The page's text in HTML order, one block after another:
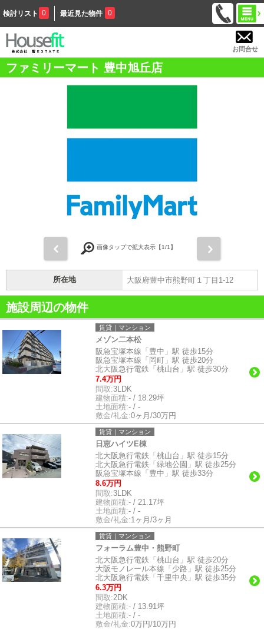
検討リスト 0 最近見た物件 0
お問合せ
ファミリーマート 豊中旭丘店
画像タップで拡大表示【1/1】
所在地 大阪府豊中市熊野町１丁目1-12
施設周辺の物件
賃貸｜マンション
メゾン二本松
阪急宝塚本線「豊中」駅 徒歩15分
阪急宝塚本線「岡町」駅 徒歩20分
北大阪急行電鉄「桃山台」駅 徒歩30分
7.4万円
間取:3LDK
建物面積:- / 18.29坪
土地面積:- / -
敷金/礼金:0ヶ月/30万円
賃貸｜マンション
日恵ハイツE棟
北大阪急行電鉄「桃山台」駅 徒歩15分
北大阪急行電鉄「緑地公園」駅 徒歩25分
阪急宝塚本線「豊中」駅 徒歩33分
8.6万円
間取:3LDK
建物面積:- / 21.17坪
土地面積:- / -
敷金/礼金:1ヶ月/3ヶ月
賃貸｜マンション
フォーラム豊中・熊野町
北大阪急行電鉄「桃山台」駅 徒歩20分
大阪モノレール本線「少路」駅 徒歩25分
北大阪急行電鉄「千里中央」駅 徒歩35分
6.3万円
間取:2DK
建物面積:- / 13.91坪
土地面積:- / -
敷金/礼金:0万円/10万円